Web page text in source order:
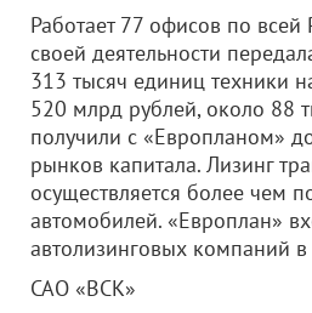
Работает 77 офисов по всей
своей деятельности
313 тысяч единиц техники
520 млрд рублей, около 88
получили с «Европланом»
рынков капитала. Лизинг
осуществляется более чем
автомобилей. «Европлан»
автолизинговых компаний
САО «ВСК»